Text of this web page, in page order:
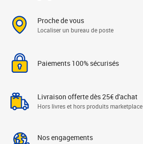
Proche de vous
Localiser un bureau de poste
Paiements 100% sécurisés
Livraison offerte dès 25€ d'achat
Hors livres et hors produits marketplace
Nos engagements